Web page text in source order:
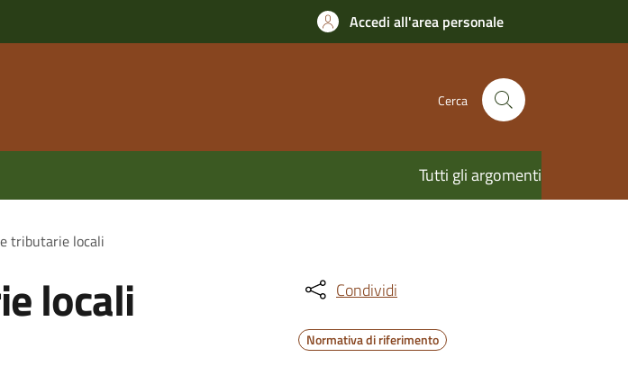
Accedi all'area personale
Cerca
Tutti gli argomenti
tributarie locali
locali Condividi
Normativa di riferimento